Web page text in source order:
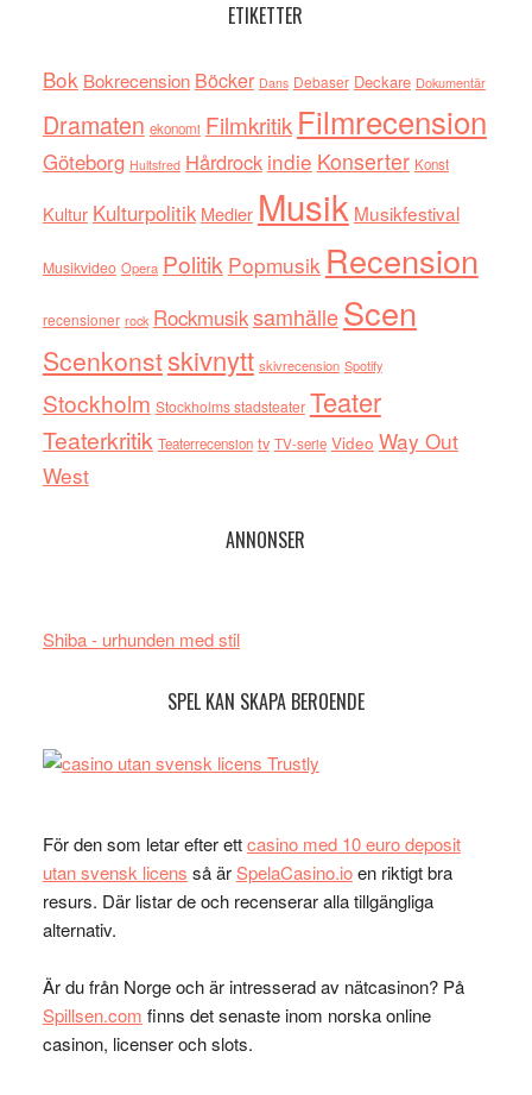
ETIKETTER
Bok Bokrecension Böcker Dans Debaser Deckare Dokumentär
Dramaten ekonomi Filmkritik Filmrecension
Göteborg Hultsfred Hårdrock indie Konserter Konst
Kultur Kulturpolitik Medier Musik Musikfestival
Musikvideo Opera Politik Popmusik Recension
recensioner rock RockmusiksamhälleScen
Scenkonstskivnytt skivrecension Spotify
Stockholm Stockholms stadsteater Teater
Teaterkritik Teaterrecension tv TV-serie Video Way Out
West
ANNONSER
Shiba - urhunden med stil
SPEL KAN SKAPA BEROENDE
För den som letar efter ettcasino med 10 euro deposit
utan svensk licens så ärSpelaCasino.ioen riktigt bra
resurs. Där listar de och recenserar alla tillgängliga
alternativ.
Är du från Norge och är intresserad av nätcasinon? På
Spillsen.com finns det senaste inom norska online
casinon, licenser och slots.